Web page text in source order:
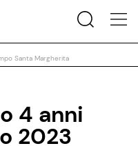
Santa Margherita
4 anni
2023